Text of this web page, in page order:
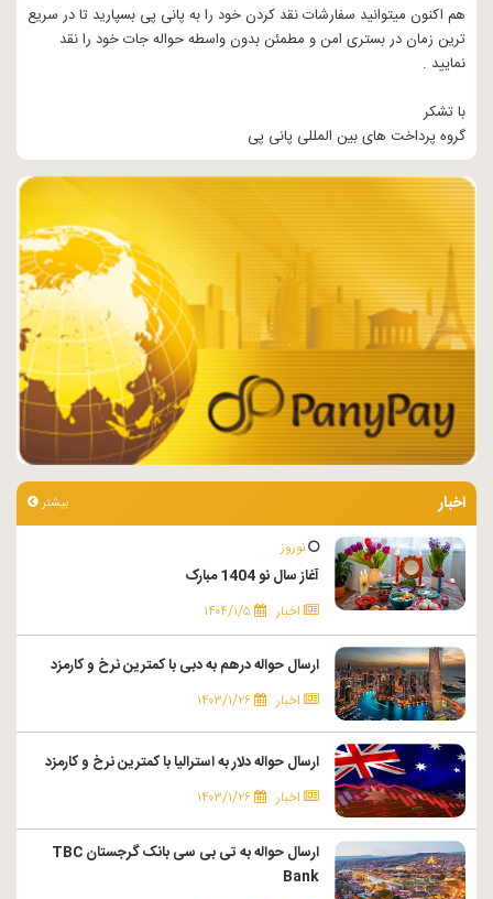
هم اکنون میتوانید سفارشات نقد کردن خود را به پانی پی بسپارید تا در سریع
ترین زمان در بستری امن و مطمئن بدون واسطه حواله جات خود را نقد
نمایید .
با تشکر
گروه پرداخت های بین المللی پانی پی
اخبار بیشتر
نوروز
آغاز سال نو 1404 مبارک
اخبار ۱۴۰۴/۱/۵
ارسال حواله درهم به دبی با کمترین نرخ و کارمزد
اخبار ۱۴۰۳/۱/۲۶
ارسال حواله دلار به استرالیا با کمترین نرخ و کارمزد
اخبار ۱۴۰۳/۱/۲۶
ارسال حواله به تی بی سی بانک گرجستان TBC
Bank